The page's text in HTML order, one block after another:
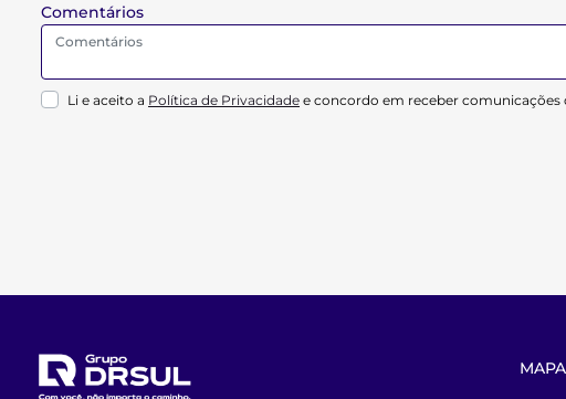
Comentários
Li e aceito a Política de Privacidade e concordo em receber comunicações